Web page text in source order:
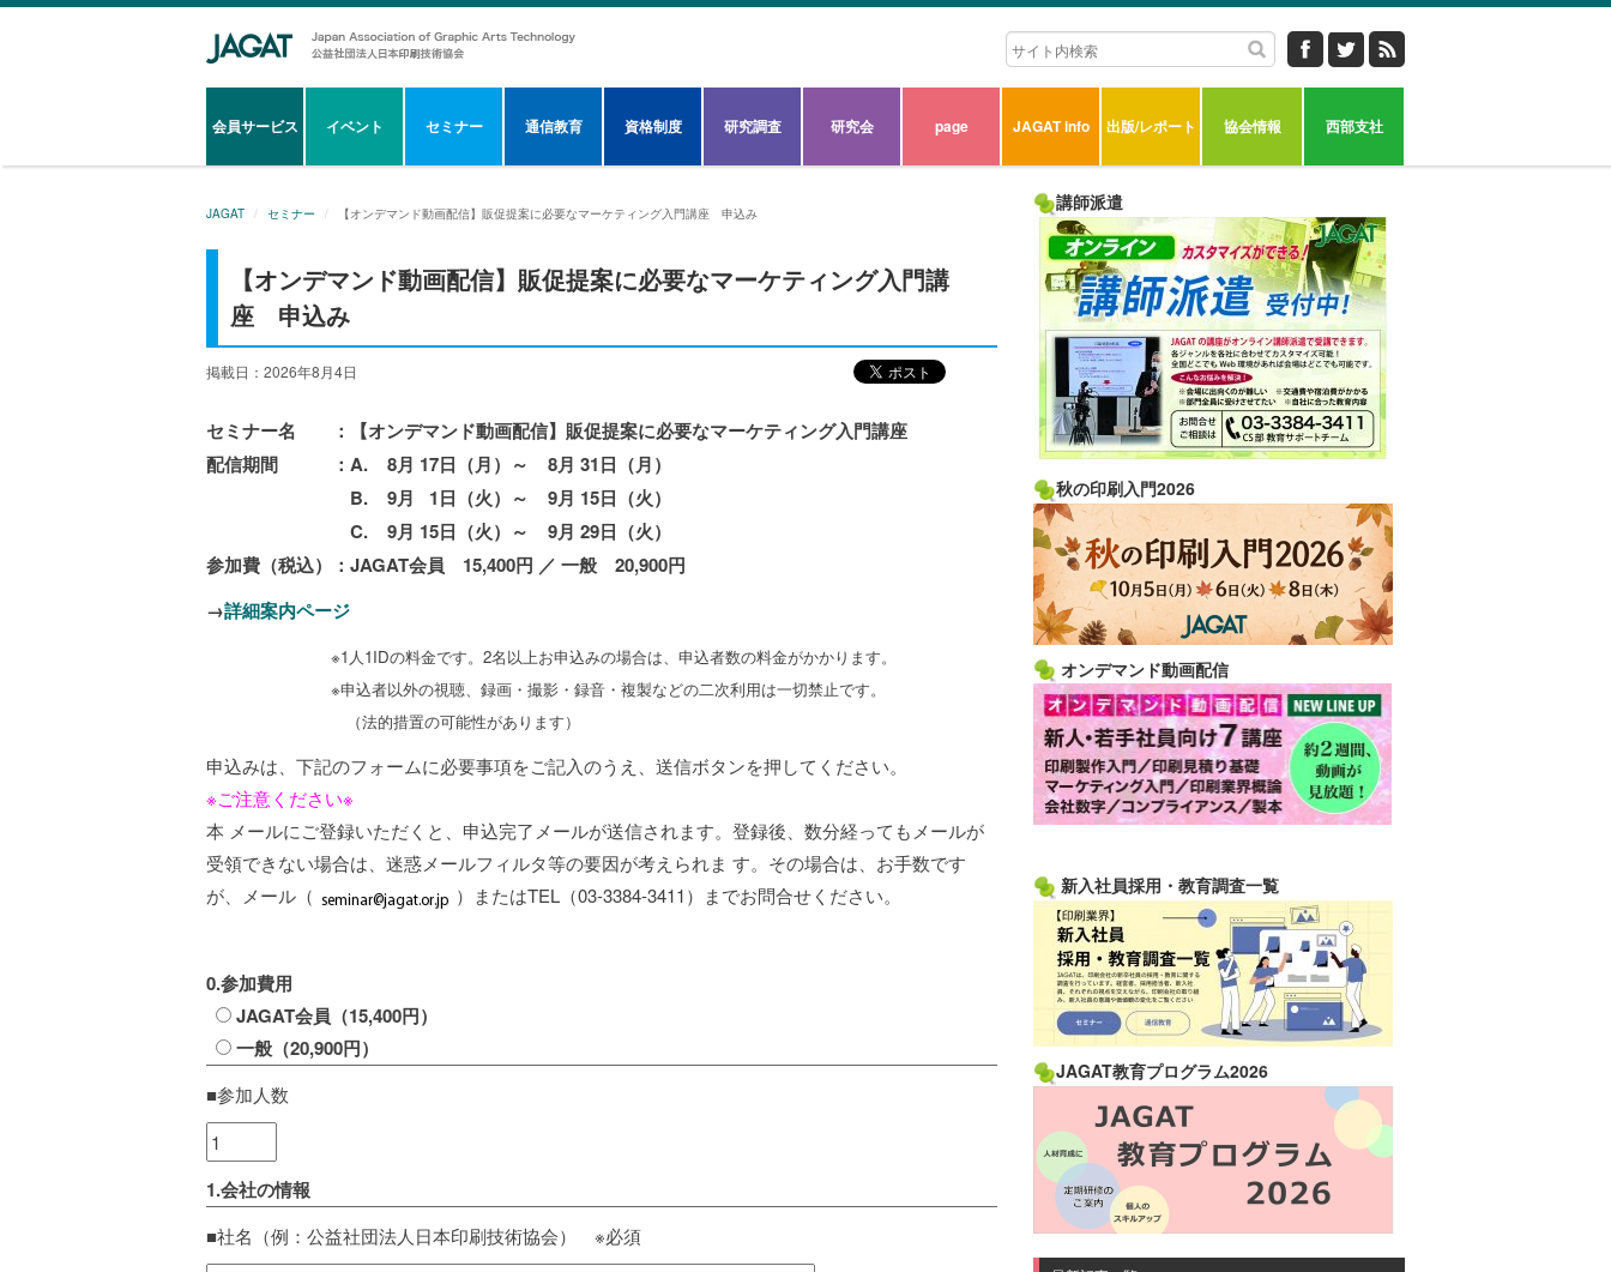
会員サービス イベント セミナー 通信教育 資格制度 研究調査 研究会 page JAGAT info 出版/レポート 協会情報 西部支社
JAGAT セミナー 【オンデマンド動画配信】販促提案に必要なマーケティング入門講座 申込み
【オンデマンド動画配信】販促提案に必要なマーケティング入門講
座 申込み
掲載日：2026年8月4日
セミナー名 ：【オンデマンド動画配信】販促提案に必要なマーケティング入門講座
配信期間 ：A. 8月 17日（月）～ 8月 31日（月）
B. 9月 1日（火）～ 9月 15日（火）
C. 9月 15日（火）～ 9月 29日（火）
参加費（税込）：JAGAT会員 15,400円 ／ 一般 20,900円
→詳細案内ページ
※1人1IDの料金です。2名以上お申込みの場合は、申込者数の料金がかかります。
※申込者以外の視聴、録画・撮影・録音・複製などの二次利用は一切禁止です。
（法的措置の可能性があります）
申込みは、下記のフォームに必要事項をご記入のうえ、送信ボタンを押してください。
※ご注意ください※
本 メールにご登録いただくと、申込完了メールが送信されます。登録後、数分経ってもメールが
受領できない場合は、迷惑メールフィルタ等の要因が考えられま す。その場合は、お手数です
が、メール（
）またはTEL（03-3384-3411）までお問合せください。
0.参加費用
JAGAT会員（15,400円）
一般（20,900円）
■参加人数
1.会社の情報
■社名（例：公益社団法人日本印刷技術協会） ※必須
講師派遣
秋の印刷入門2026
オンデマンド動画配信
新入社員採用・教育調査一覧
JAGAT教育プログラム2026